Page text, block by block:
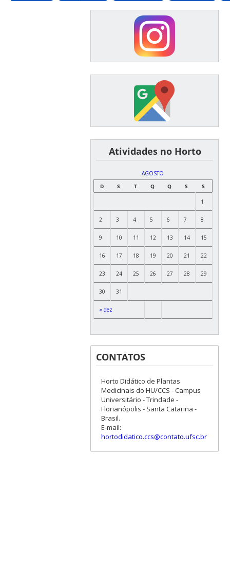
͏ ͏ ͏ ͏ ͏ ͏Atividades no Horto
AGOSTO
D
S T Q Q S S
« dez
1
2 3 4 5 6 7 8
9 10 11 12 13 14 15
16 17 18 19 20 21 22
23 24 25 26 27 28 29
30 31
CONTATOS
Horto Didático de Plantas
Medicinais do HU/CCS - Campus
Universitário - Trindade -
Florianópolis - Santa Catarina -
Brasil.
E-mail:
hortodidatico.ccs@contato.ufsc.br